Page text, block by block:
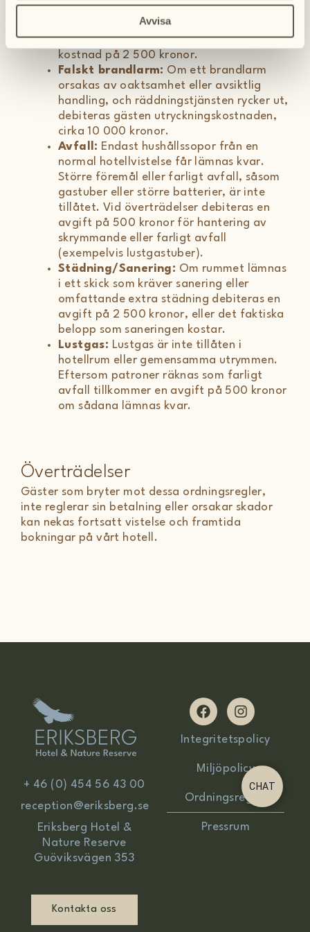
Avvisa
förbjudet att täcka över, ta bort eller på
annat sätt sätta branddetektorer ur
funktion. Överträdelse medför en
kostnad på 2 500 kronor.
Falskt brandlarm: Om ett brandlarm
orsakas av oaktsamhet eller avsiktlig
handling, och räddningstjänsten rycker ut,
debiteras gästen utryckningskostnaden,
cirka 10 000 kronor.
Avfall: Endast hushållssopor från en
normal hotellvistelse får lämnas kvar.
Större föremål eller farligt avfall, såsom
gastuber eller större batterier, är inte
tillåtet. Vid överträdelser debiteras en
avgift på 500 kronor för hantering av
skrymmande eller farligt avfall
(exempelvis lustgastuber).
Städning/Sanering: Om rummet lämnas
i ett skick som kräver sanering eller
omfattande extra städning debiteras en
avgift på 2 500 kronor, eller det faktiska
belopp som saneringen kostar.
Lustgas: Lustgas är inte tillåten i
hotellrum eller gemensamma utrymmen.
Eftersom patroner räknas som farligt
avfall tillkommer en avgift på 500 kronor
om sådana lämnas kvar.
Överträdelser
Gäster som bryter mot dessa ordningsregler,
inte reglerar sin betalning eller orsakar skador
kan nekas fortsatt vistelse och framtida
bokningar på vårt hotell.
+ 46 (0) 454 56 43 00
reception@eriksberg.se
Eriksberg Hotel &
Nature Reserve
Guöviksvägen 353
Kontakta oss
F
a
e
o
k
I
n
t
g
r
a
m
Integritetspolicy
Miljöpolicy
Ordningsregler
Pressrum
CHAT